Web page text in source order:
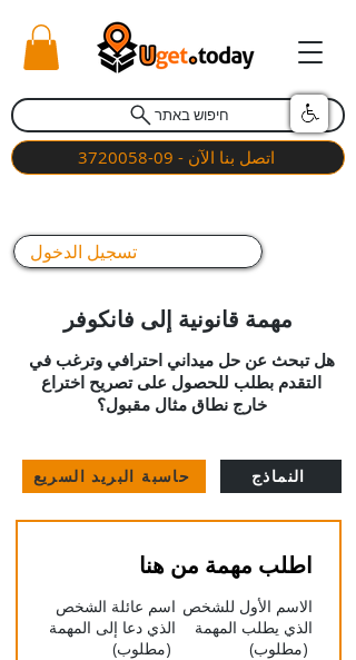
חיפוש באתר
اتصل بنا الآن - 09-3720058
تسجيل الدخول
مهمة قانونية إلى فانكوفر
هل تبحث عن حل ميداني احترافي وترغب في
التقدم بطلب للحصول على تصريح اختراع
خارج نطاق مثال مقبول؟
النماذج حاسبة البريد السريع
اطلب مهمة من هنا
الاسم الأول للشخص
الذي يطلب المهمة
(مطلوب)
اسم عائلة الشخص
الذي دعا إلى المهمة
(مطلوب)